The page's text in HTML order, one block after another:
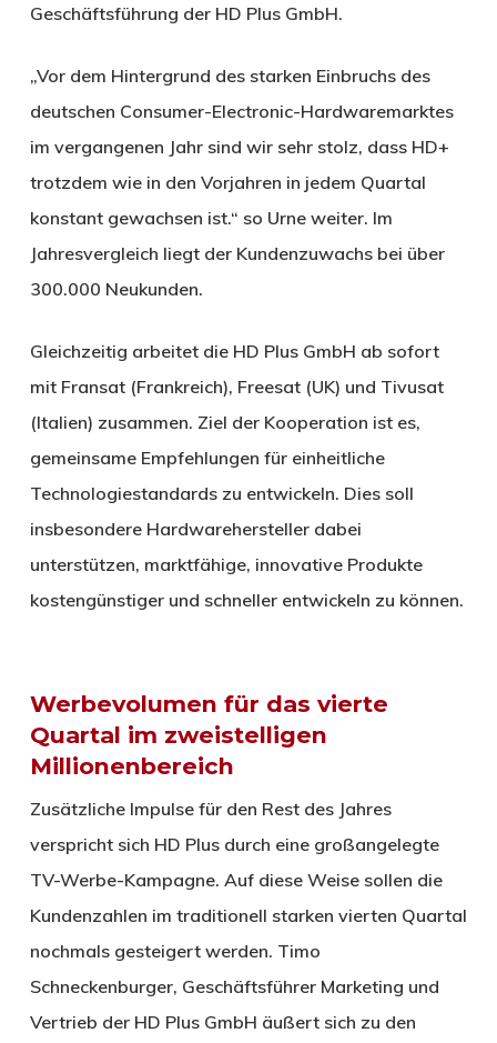
Geschäftsführung der HD Plus GmbH.
„Vor dem Hintergrund des starken Einbruchs des
deutschen Consumer-Electronic-Hardwaremarktes
im vergangenen Jahr sind wir sehr stolz, dass HD+
trotzdem wie in den Vorjahren in jedem Quartal
konstant gewachsen ist.“ so Urne weiter. Im
Jahresvergleich liegt der Kundenzuwachs bei über
300.000 Neukunden.
Gleichzeitig arbeitet die HD Plus GmbH ab sofort
mit Fransat (Frankreich), Freesat (UK) und Tivusat
(Italien) zusammen. Ziel der Kooperation ist es,
gemeinsame Empfehlungen für einheitliche
Technologiestandards zu entwickeln. Dies soll
insbesondere Hardwarehersteller dabei
unterstützen, marktfähige, innovative Produkte
kostengünstiger und schneller entwickeln zu können.
Werbevolumen für das vierte
Quartal im zweistelligen
Millionenbereich
Zusätzliche Impulse für den Rest des Jahres
verspricht sich HD Plus durch eine großangelegte
TV-Werbe-Kampagne. Auf diese Weise sollen die
Kundenzahlen im traditionell starken vierten Quartal
nochmals gesteigert werden. Timo
Schneckenburger, Geschäftsführer Marketing und
Vertrieb der HD Plus GmbH äußert sich zu den